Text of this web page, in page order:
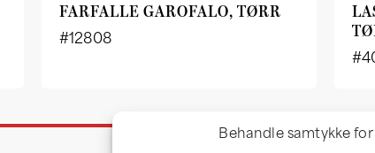
Behandle samtykke
FARFALLE GAROFALO, TØRR
#12808